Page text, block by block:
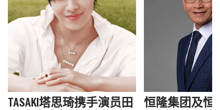
TASAKI塔思琦携手演员田
恒隆集团及恒